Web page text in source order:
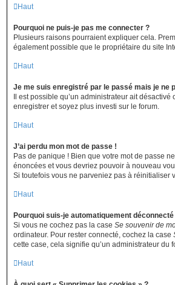
Haut
Pourquoi ne puis-je pas me connecter ?
Plusieurs raisons pourraient expliquer cela.
également possible que le propriétaire du site
Haut
Je me suis enregistré par le passé mais je ne
Il est possible qu’un administrateur ait
enregistrer et soyez plus investi sur le forum.
Haut
J’ai perdu mon mot de passe !
Pas de panique ! Bien que votre mot de passe
énoncées et vous devriez pouvoir à nouveau
Si toutefois vous ne parveniez pas à réinitialiser
Haut
Pourquoi suis-je automatiquement déconnecté
Si vous ne cochez pas la case Se souvenir de
ordinateur. Pour rester connecté, cochez la case
cette case, cela signifie qu’un administrateur du
Haut